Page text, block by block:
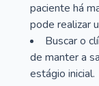
paciente há
pode realizar
Buscar o
de manter a
estágio inicial.